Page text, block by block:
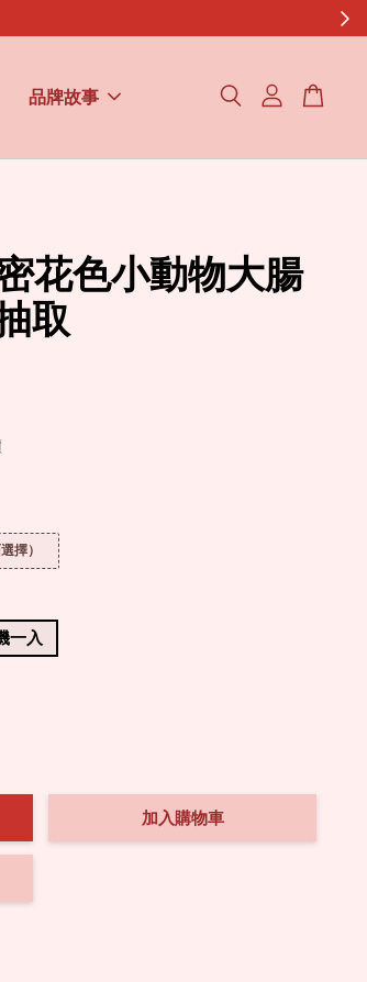
品牌故事
花色小動物大腸
取
擇）
一入
加入購物車